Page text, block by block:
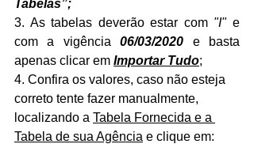
Tabelas”;
3. As tabelas deverão estar com "I" e
com a vigência 06/03/2020 e basta
apenas clicar em Importar Tudo;
4. Confira os valores, caso não esteja
correto tente fazer manualmente,
localizando a Tabela Fornecida e a
Tabela de sua Agência e clique em: